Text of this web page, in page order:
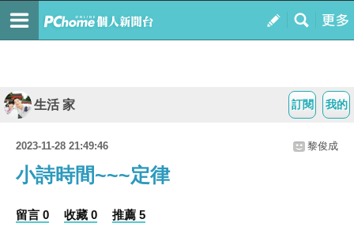
我的
訂閱
生活 家
2023-11-28 21:49:46 黎俊成
小詩時間~~~定律
留言 0 收藏 0 推薦 5